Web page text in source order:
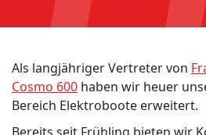
Als langjähriger Vertreter von
Cosmo 600 haben wir heuer
Bereich Elektroboote erweitert.